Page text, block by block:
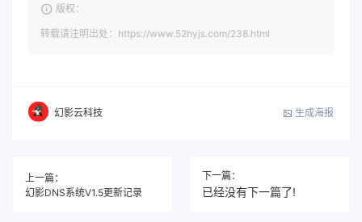
版权：
转载请注明出处：https://www.52hyjs.com/238.html
幻影云科技 生成海报
上一篇：
幻影DNS系统V1.5更新记录
下一篇：
已经没有下一篇了!